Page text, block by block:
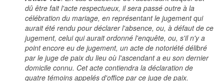
dû être fait l'acte respectueux, il sera passé outre à la
célébration du mariage, en représentant le jugement qui
aurait été rendu pour déclarer l'absence, ou, à défaut de ce
jugement, celui qui aurait ordonné l'enquête, ou, s'il n'y a
point encore eu de jugement, un acte de notoriété délibré
par le juge de paix du lieu où l'ascendant a eu son dernier
domicile connu. Cet acte contiendra la déclaration de
quatre témoins appelés d'office par ce juge de paix.